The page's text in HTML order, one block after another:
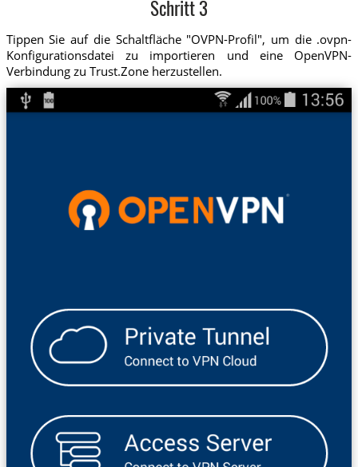
Schritt 3
Tippen Sie auf die Schaltfläche "OVPN-Profil", um die .ovpn-
Konfigurationsdatei zu importieren und eine OpenVPN-
Verbindung zu Trust.Zone herzustellen.